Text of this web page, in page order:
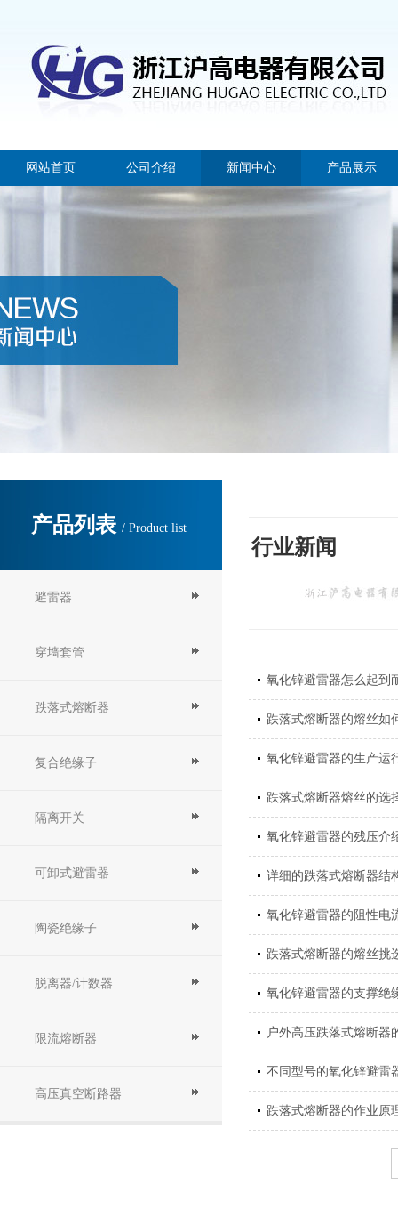
网站首页 公司介绍 新闻中心 产品展示
产品列表 / Product list
避雷器
穿墙套管
跌落式熔断器
复合绝缘子
隔离开关
可卸式避雷器
陶瓷绝缘子
脱离器/计数器
限流熔断器
高压真空断路器
行业新闻
氧化锌避雷器怎么起到
跌落式熔断器的熔丝如
氧化锌避雷器的生产运
跌落式熔断器熔丝的选
氧化锌避雷器的残压介
详细的跌落式熔断器结
氧化锌避雷器的阻性电
跌落式熔断器的熔丝挑
氧化锌避雷器的支撑绝
户外高压跌落式熔断器
不同型号的氧化锌避雷
跌落式熔断器的作业原